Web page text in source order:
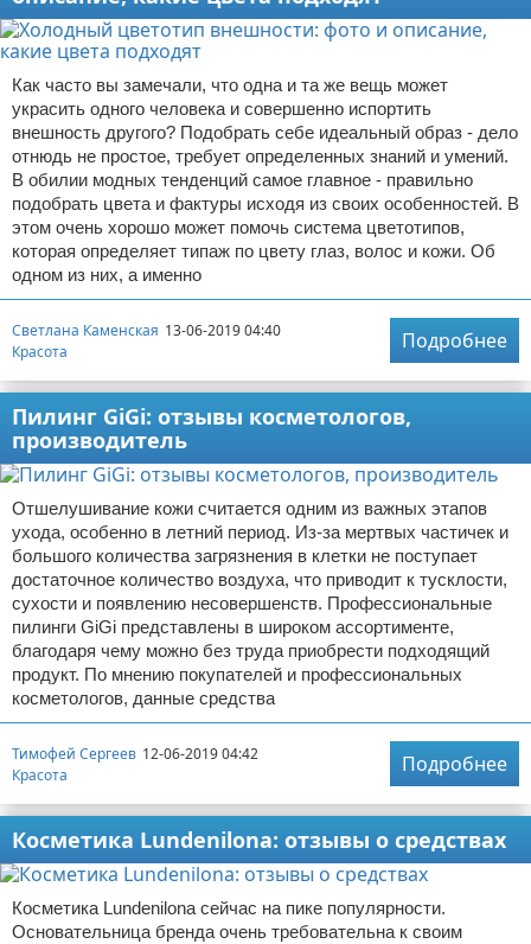
Как часто вы замечали, что одна и та же вещь может
украсить одного человека и совершенно испортить
внешность другого? Подобрать себе идеальный образ - дело
отнюдь не простое, требует определенных знаний и умений.
В обилии модных тенденций самое главное - правильно
подобрать цвета и фактуры исходя из своих особенностей. В
этом очень хорошо может помочь система цветотипов,
которая определяет типаж по цвету глаз, волос и кожи. Об
одном из них, а именно
Светлана Каменская 13-06-2019 04:40
Красота
Подробнее
Пилинг GiGi: отзывы косметологов,
производитель
Отшелушивание кожи считается одним из важных этапов
ухода, особенно в летний период. Из-за мертвых частичек и
большого количества загрязнения в клетки не поступает
достаточное количество воздуха, что приводит к тусклости,
сухости и появлению несовершенств. Профессиональные
пилинги GiGi представлены в широком ассортименте,
благодаря чему можно без труда приобрести подходящий
продукт. По мнению покупателей и профессиональных
косметологов, данные средства
Тимофей Сергеев 12-06-2019 04:42
Красота
Подробнее
Косметика Lundenilona: отзывы о средствах
Косметика Lundenilona сейчас на пике популярности.
Основательница бренда очень требовательна к своим